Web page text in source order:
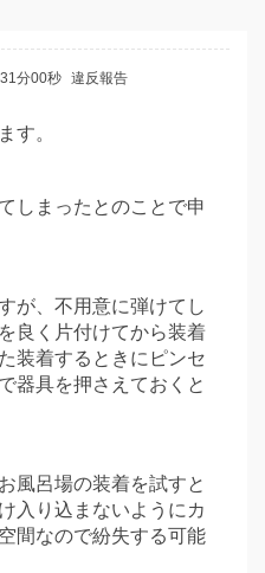
分00秒 違反報告
す。
しまったとのことで申
が、不用意に弾けてし
良く片付けてから装着
装着するときにピンセ
器具を押さえておくと
風呂場の装着を試すと
入り込まないようにカ
間なので紛失する可能